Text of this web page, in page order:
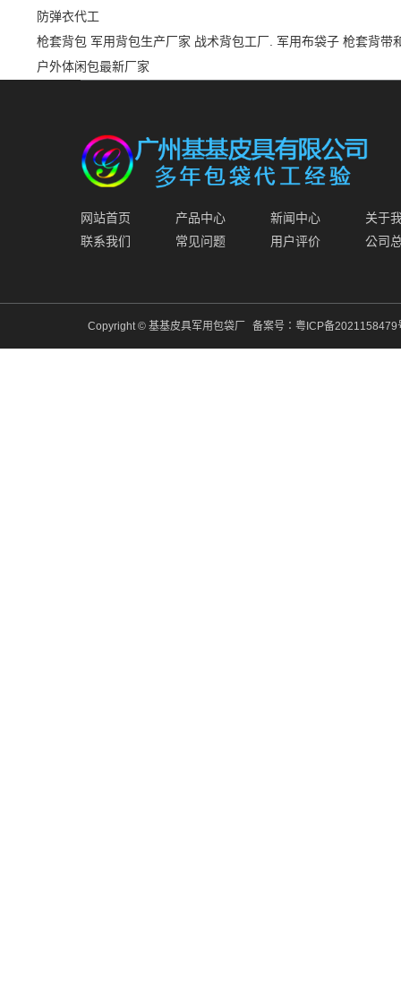
防弹衣代工
枪套背包 军用背包生产厂家 战术背包工厂. 军用布袋子 枪套背带
户外体闲包最新厂家
网站首页 产品中心 新闻中心
关于
联系我们
常见问题 用户评价 公司
Copyright © 基基皮具军用包袋厂 备案号： 粤ICP备2021158479